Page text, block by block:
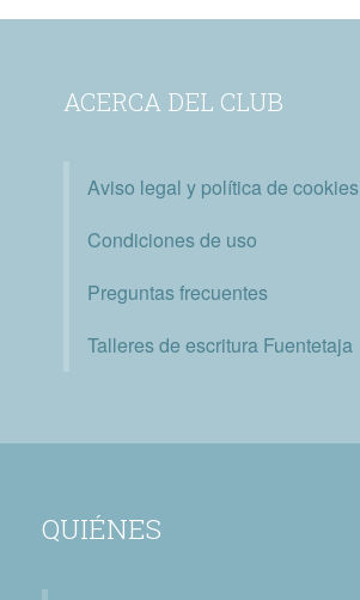
ACERCA DEL CLUB
Aviso legal y política de cookies
Condiciones de uso
Preguntas frecuentes
Talleres de escritura Fuentetaja
QUIÉNES